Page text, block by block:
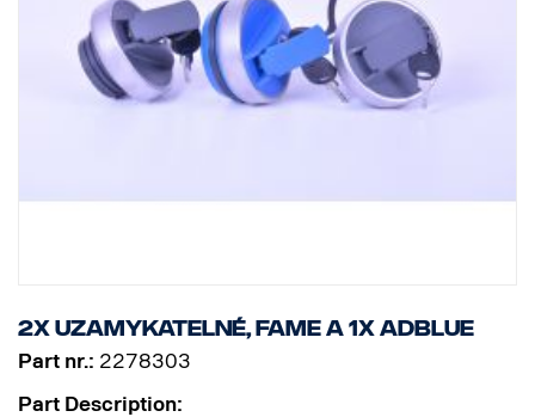
2x uzamykatelné, FAME a 1x AdBlue
Part nr.: 2278303
Part Description: